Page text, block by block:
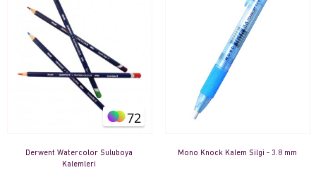
72
Derwent Watercolor Suluboya
Kalemleri
Mono Knock Kalem Silgi - 3.8 mm